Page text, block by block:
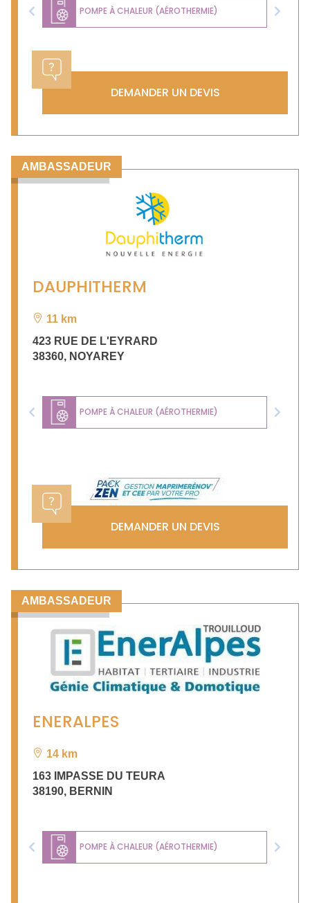
POMPE À CHALEUR (AÉROTHERMIE)
Previous Next
DEMANDER UN DEVIS
AMBASSADEUR
DAUPHITHERM
11 km
423 RUE DE L'EYRARD
38360, NOYAREY
POMPE À CHALEUR (AÉROTHERMIE)
Previous Next
DEMANDER UN DEVIS
AMBASSADEUR
ENERALPES
14 km
163 IMPASSE DU TEURA
38190, BERNIN
POMPE À CHALEUR (AÉROTHERMIE)
Previous Next